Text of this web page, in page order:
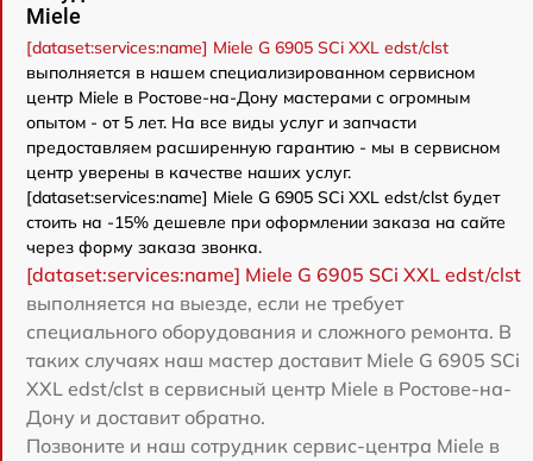
Miele
[dataset:services:name] Miele G 6905 SCi XXL edst/clst
выполняется в нашем специализированном сервисном
центр Miele в Ростове-на-Дону мастерами с огромным
опытом - от 5 лет. На все виды услуг и запчасти
предоставляем расширенную гарантию - мы в сервисном
центр уверены в качестве наших услуг.
[dataset:services:name] Miele G 6905 SCi XXL edst/clst будет
стоить на -15% дешевле при оформлении заказа на сайте
через форму заказа звонка.
[dataset:services:name] Miele G 6905 SCi XXL edst/clst
выполняется на выезде, если не требует
специального оборудования и сложного ремонта. В
таких случаях наш мастер доставит Miele G 6905 SCi
XXL edst/clst в сервисный центр Miele в Ростове-на-
Дону и доставит обратно.
Позвоните и наш сотрудник сервис-центра Miele в